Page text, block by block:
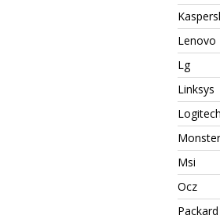
Lenovo
Lg
Linksys
Logitech
Monster
Msi
Ocz